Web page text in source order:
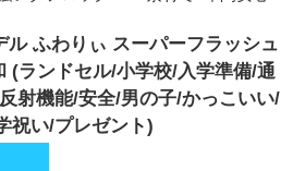
ル ふわりぃ スーパーフラッシュ
(ランドセル/小学校/入学準備/通
射機能/安全/男の子/かっこいい/
祝い/プレゼント)